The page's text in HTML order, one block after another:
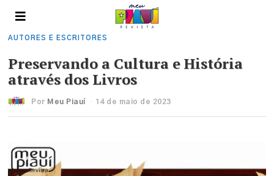
AUTORES E ESCRITORES
Preservando a Cultura e História
através dos Livros
Por Meu Piauí 14 de maio de 2023